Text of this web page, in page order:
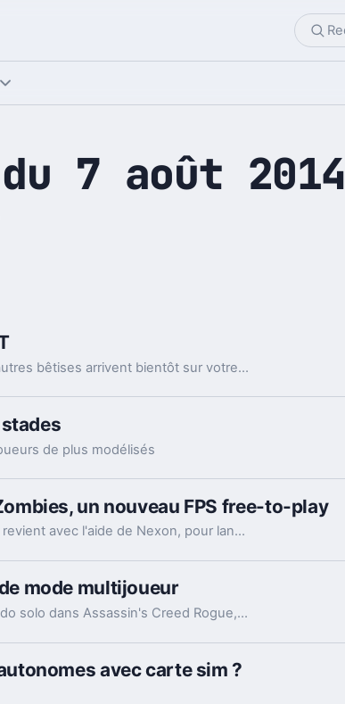
7 août 2014
Allo Nabilla, Les anges de la téléréalité, et autres bêtises arrivent bientôt sur votre Xbox One.
de plus modélisés
un nouveau FPS free-to-play
Counter Strike, la célèbre licence de Valve, revient avec l'aide de Nexon, pour lancer un nouveau jeu basé sur le thème des zombies.
mode multijoueur
Il faudra se contenter uniquement d'un modo solo dans Assassin's Creed Rogue, puisqu'un mode multijoueur n'est pas prévu par Ubisoft Sofia.
avec carte sim ?